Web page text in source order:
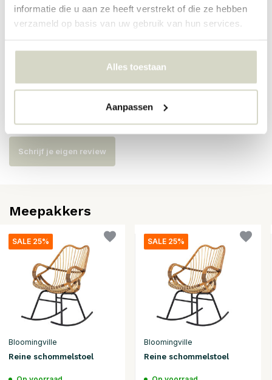
informatie die u aan ze heeft verstrekt of die ze hebben
verzameld op basis van uw gebruik van hun services.
Alles toestaan
Aanpassen
Reviews
Schrijf je eigen review
Meepakkers
SALE 25%
Bloomingville
Reine schommelstoel
SALE 25%
Bloomingville
Reine schommelstoel